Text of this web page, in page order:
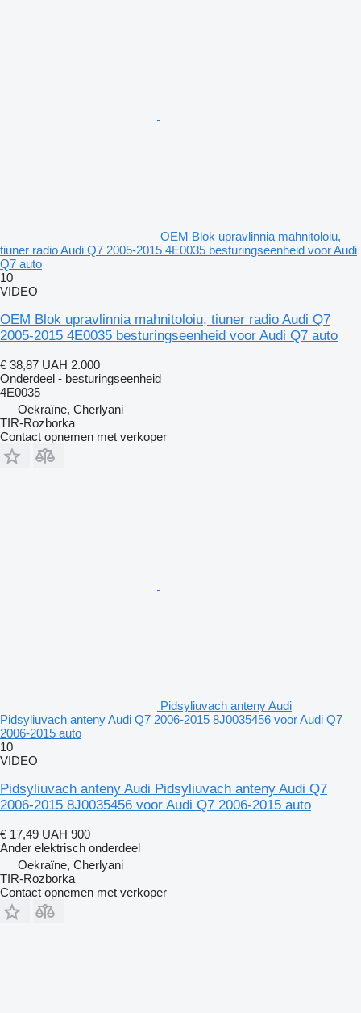
OEM Blok upravlinnia mahnitoloiu,
tiuner radio Audi Q7 2005-2015 4E0035 besturingseenheid voor Audi
Q7 auto
10
VIDEO
OEM Blok upravlinnia mahnitoloiu, tiuner radio Audi Q7
2005-2015 4E0035 besturingseenheid voor Audi Q7 auto
€ 38,87 UAH 2.000
Onderdeel - besturingseenheid
4E0035
Oekraïne, Cherlyani
TIR-Rozborka
Contact opnemen met verkoper
Pidsyliuvach anteny Audi
Pidsyliuvach anteny Audi Q7 2006-2015 8J0035456 voor Audi Q7
2006-2015 auto
10
VIDEO
Pidsyliuvach anteny Audi Pidsyliuvach anteny Audi Q7
2006-2015 8J0035456 voor Audi Q7 2006-2015 auto
€ 17,49 UAH 900
Ander elektrisch onderdeel
Oekraïne, Cherlyani
TIR-Rozborka
Contact opnemen met verkoper